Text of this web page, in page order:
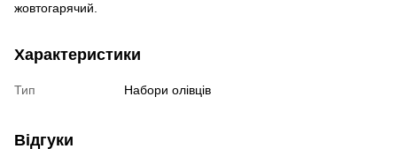
жовтогарячий.
Характеристики
Тип Набори олівців
Відгуки